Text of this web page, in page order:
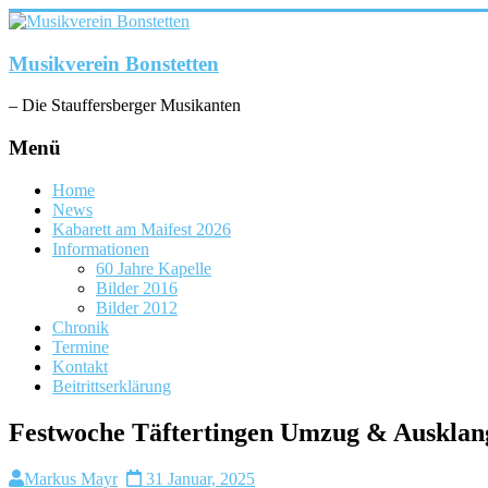
Zum
springen
Musikverein Bonstetten
– Die Stauffersberger Musikanten
Menü
Home
News
Kabarett am Maifest 2026
Informationen
60 Jahre Kapelle
Bilder 2016
Bilder 2012
Chronik
Termine
Kontakt
Beitrittserklärung
Festwoche Täftertingen Umzug &
Markus Mayr 31 Januar, 2025